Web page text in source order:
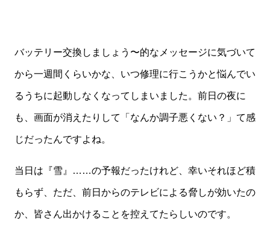
バッテリー交換しましょう〜的なメッセージに気づいて
から一週間くらいかな、いつ修理に行こうかと悩んでい
るうちに起動しなくなってしまいました。前日の夜に
も、画面が消えたりして「なんか調子悪くない？」て感
じだったんですよね。
当日は『雪』……の予報だったけれど、幸いそれほど積
もらず、ただ、前日からのテレビによる脅しが効いたの
か、皆さん出かけることを控えてたらしいのです。